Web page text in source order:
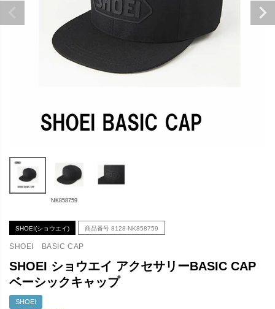
NK858759
SHOEI(ショウエイ) 商品番号 8128-NK858759
SHOEI BASIC CAP
SHOEI ショウエイ アクセサリーBASIC CAP
ベーシックキャップ
SHOEI